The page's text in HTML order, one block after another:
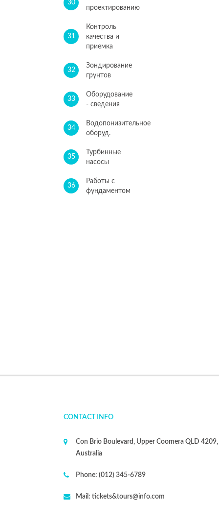
30
проектированию
31
Контроль
качества и
приемка
32
Зондирование
грунтов
33
Оборудование
- сведения
34
Водопонизительное
оборуд.
35
Турбинные
насосы
36
Работы с
фундаментом
CONTACT INFO
Con Brio Boulevard, Upper Coomera QLD 4209,
Australia
Phone: (012) 345-6789
Mail: tickets&tours@info.com